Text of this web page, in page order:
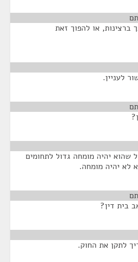
ברצינות, או להפוך זאת
לעניין.
שהוא יהיה מומחה גדול לתחומים
לא יהיה מומחה.
בית דין?
לתקן את החוק.